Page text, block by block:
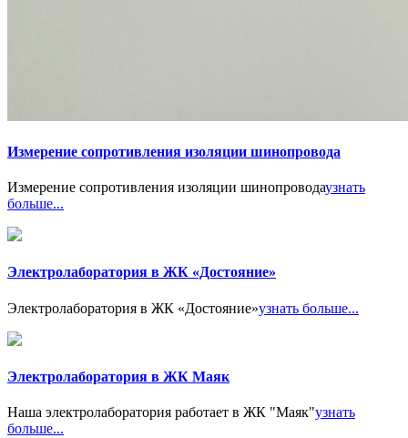
Измерение сопротивления изоляции шинопровода
Измерение сопротивления изоляции шинопроводаузнать
больше...
Электролаборатория в ЖК «Достояние»
Электролаборатория в ЖК «Достояние»узнать больше...
Электролаборатория в ЖК Маяк
Наша электролаборатория работает в ЖК "Маяк"узнать
больше...